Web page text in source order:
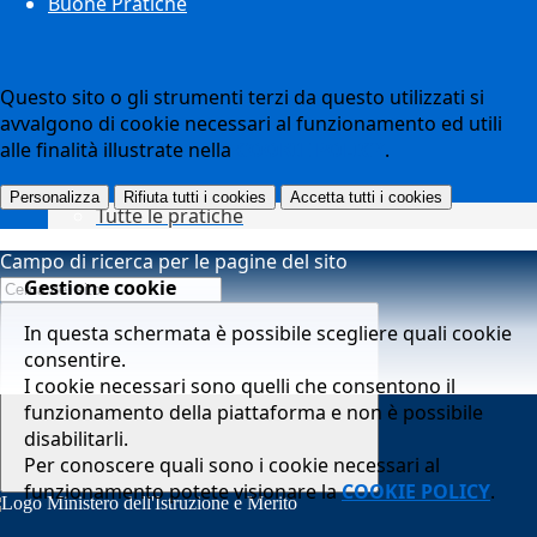
Tutte le pratiche
Campo di ricerca per le pagine del sito
Questo sito o gli strumenti terzi da questo utilizzati si
avvalgono di cookie necessari al funzionamento ed utili
alle finalità illustrate nella
.
Personalizza Rifiuta tutti i cookies Accetta tutti i cookies
Gestione cookie
In questa schermata è possibile scegliere quali cookie
consentire.
I cookie necessari sono quelli che consentono il
funzionamento della piattaforma e non è possibile
disabilitarli.
Per conoscere quali sono i cookie necessari al
funzionamento potete visionare laCOOKIE POLICY.